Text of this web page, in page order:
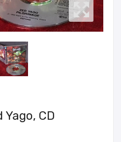
Yago, CD